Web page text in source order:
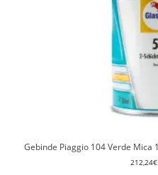
Gebinde Piaggio 104 Verde Mica
212,24€